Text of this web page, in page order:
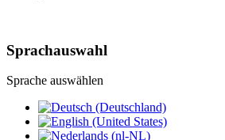
Sprachauswahl
Sprache auswählen